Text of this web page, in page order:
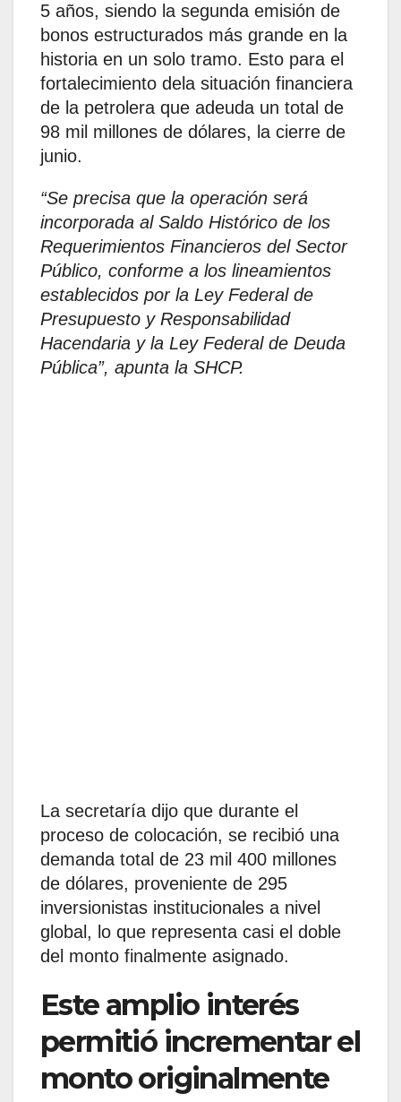
5 años, siendo la segunda emisión de
bonos estructurados más grande en la
historia en un solo tramo. Esto para el
fortalecimiento dela situación financiera
de la petrolera que adeuda un total de
98 mil millones de dólares, la cierre de
junio.
“Se precisa que la operación será
incorporada al Saldo Histórico de los
Requerimientos Financieros del Sector
Público, conforme a los lineamientos
establecidos por la Ley Federal de
Presupuesto y Responsabilidad
Hacendaria y la Ley Federal de Deuda
Pública”, apunta la SHCP.
La secretaría dijo que durante el
proceso de colocación, se recibió una
demanda total de 23 mil 400 millones
de dólares, proveniente de 295
inversionistas institucionales a nivel
global, lo que representa casi el doble
del monto finalmente asignado.
Este amplio interés
permitió incrementar el
monto originalmente